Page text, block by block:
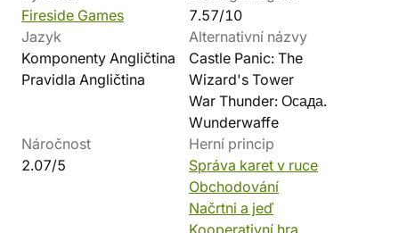
Fireside Games
7.57/10
Jazyk
Komponenty Angličtina
Pravidla Angličtina
Alternativní názvy
Castle Panic: The
Wizard's Tower
War Thunder: Осада.
Wunderwaffe
Náročnost
2.07/5
Herní princip
Správa karet v ruce
Obchodování
Načrtni a jeď
Kooperativní hra